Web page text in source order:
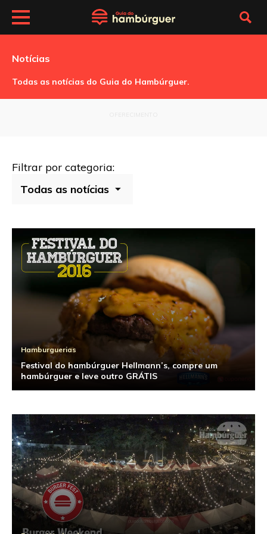
Notícias
Todas as notícias do Guia do Hambúrguer.
Filtrar por categoria:
Hamburguerias
Festival do hambúrguer Hellmann’s, compre um
hambúrguer e leve outro GRÁTIS